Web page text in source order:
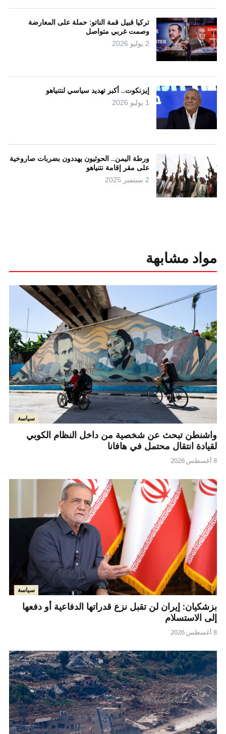
تركيا قبيل قمة الناتو: حملة على المعارضة
وصمت غربي متواصل
2 يوليو 2026
إيزنكوت.. أكبر تهديد سياسي لنتنياهو
1 يوليو 2026
ورطة اليمن.. الحوثيون يهددون بضربات صاروخية
على مقر إقامة نتنياهو
2 سبتمبر 2025
مواد مشابهة
سياسة
واشنطن تبحث عن شخصية من داخل النظام الكوبي
لقيادة انتقال محتمل في هافانا
8 أغسطس 2026
سياسة
بزشكيان: إيران لن تقبل نزع قدراتها الدفاعية أو دفعها
إلى الاستسلام
8 أغسطس 2026